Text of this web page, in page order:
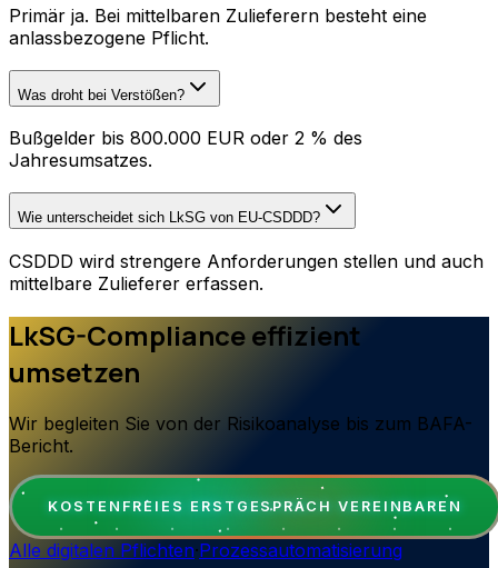
Primär ja. Bei mittelbaren Zulieferern besteht eine
anlassbezogene Pflicht.
Was droht bei Verstößen?
Bußgelder bis 800.000 EUR oder 2 % des
Jahresumsatzes.
Wie unterscheidet sich LkSG von EU-CSDDD?
CSDDD wird strengere Anforderungen stellen und auch
mittelbare Zulieferer erfassen.
LkSG-Compliance effizient
umsetzen
Wir begleiten Sie von der Risikoanalyse bis zum BAFA-
Bericht.
KOSTENFREIES ERSTGESPRÄCH VEREINBAREN
Alle digitalen Pflichten·Prozessautomatisierung